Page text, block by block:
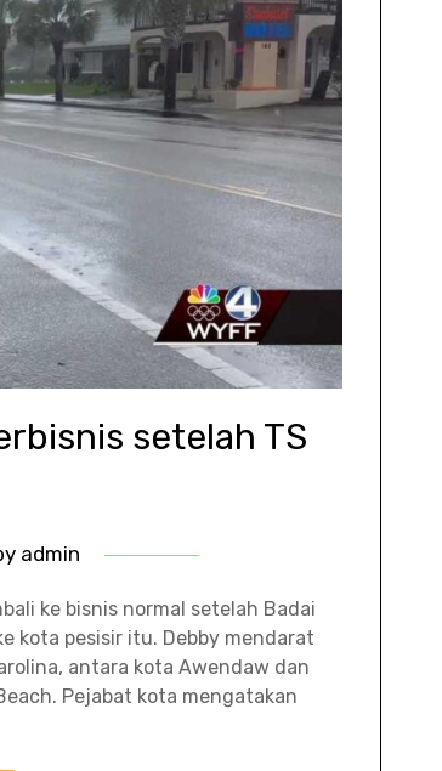
setelah TS
admin
ke bisnis normal setelah Badai
kota pesisir itu. Debby mendarat
antara kota Awendaw dan
Pejabat kota mengatakan